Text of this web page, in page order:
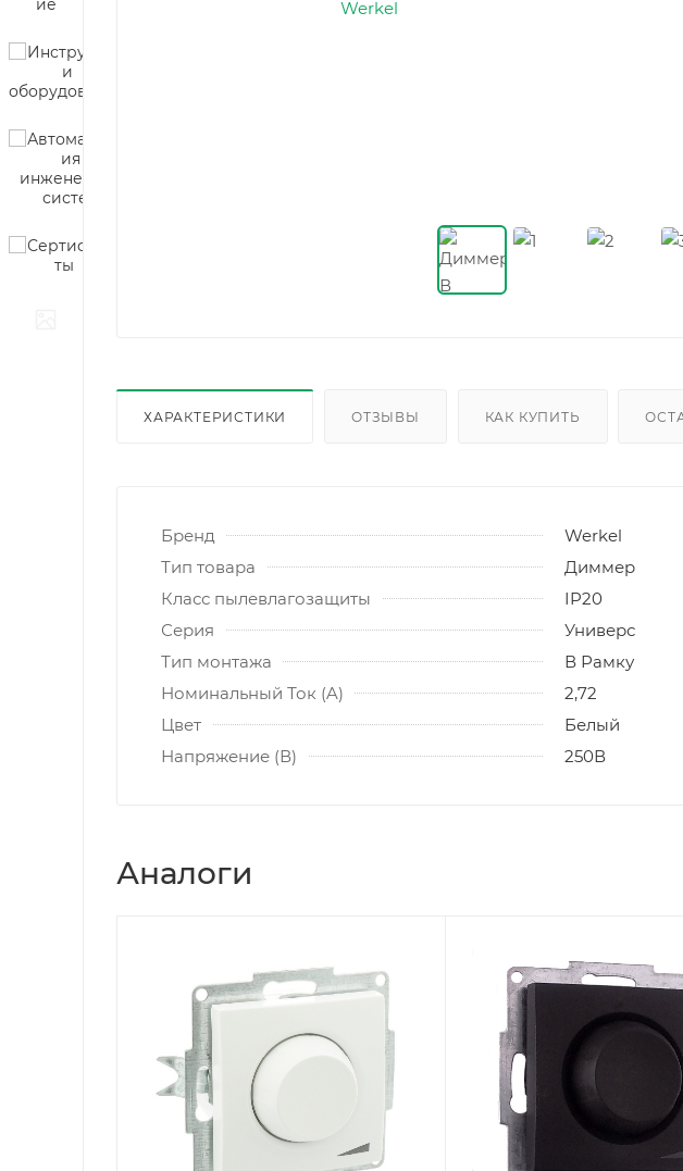
ХАРАКТЕРИСТИКИ ОТЗЫВЫ КАК КУПИТЬ
Бренд
Werkel
Тип товара
Диммер
Класс пылевлагозащиты
IP20
Серия
Универс
Тип монтажа
В Рамку
Номинальный Ток (A)
2,72
Цвет
Белый
Напряжение (В)
250В
Аналоги